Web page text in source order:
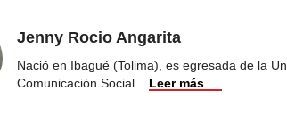
Jenny Rocio Angarita
Nació en Ibagué (Tolima), es egresada de la
Comunicación Social
Leer más